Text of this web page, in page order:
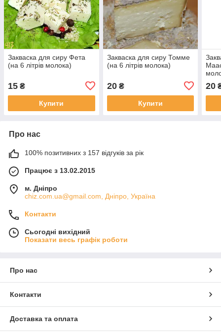
Закваска для сиру Фета
(на 6 літрів молока)
15 ₴
Купити
Закваска для сиру Томме
(на 6 літрів молока)
20₴
Купити
20
Про нас
100% позитивних з 157 відгуків за рік
Працює з 13.02.2015
м. Дніпро
chiz.com.ua@gmail.com, Дніпро, Україна
Контакти
Сьогодні вихідний
Показати весь графік роботи
Про нас
Контакти
Доставка та оплата